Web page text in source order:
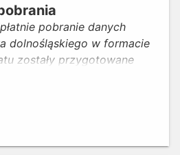
pobranie danych
dolnośląskiego w formacie
zostały przygotowane
słowniki i schemat
metadane obiektów.